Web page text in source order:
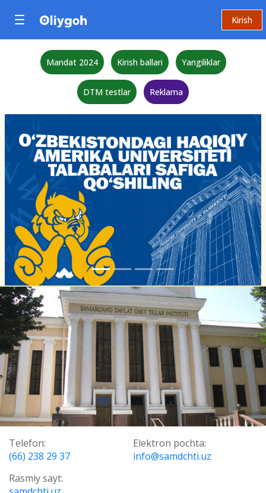
Kirish
Mandat 2024 Kirish ballari Yangiliklar
DTM testlar Reklama
Telefon:
(66) 238 29 37
Elektron pochta:
info@samdchti.uz
Rasmiy sayt: